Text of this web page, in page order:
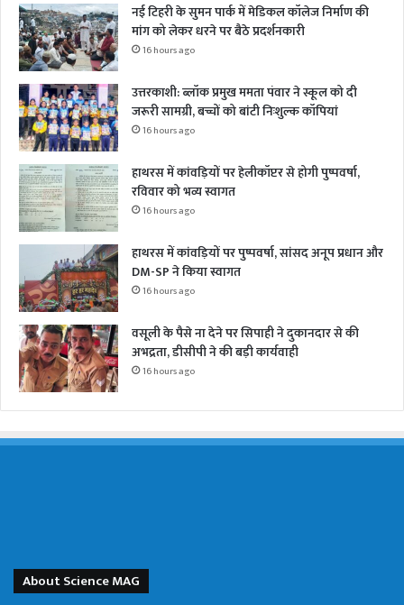
नई टिहरी के सुमन पार्क में मेडिकल कॉलेज निर्माण की
मांग को लेकर धरने पर बैठे प्रदर्शनकारी
16 hours ago
उत्तरकाशी: ब्लॉक प्रमुख ममता पंवार ने स्कूल को दी
जरूरी सामग्री, बच्चों को बांटी निःशुल्क कॉपियां
16 hours ago
हाथरस में कांवड़ियों पर हेलीकॉप्टर से होगी पुष्पवर्षा,
रविवार को भव्य स्वागत
16 hours ago
हाथरस में कांवड़ियों पर पुष्पवर्षा, सांसद अनूप प्रधान और
DM-SP ने किया स्वागत
16 hours ago
वसूली के पैसे ना देने पर सिपाही ने दुकानदार से की
अभद्रता, डीसीपी ने की बड़ी कार्यवाही
16 hours ago
About Science MAG